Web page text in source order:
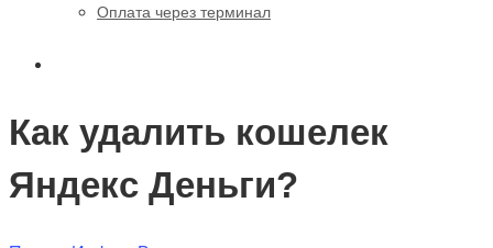
Оплата через терминал
Как удалить кошелек
Яндекс Деньги?